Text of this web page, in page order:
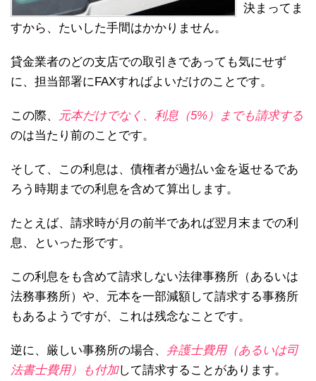
決まってま
すから、たいした手間はかかりません。
貸金業者のどの支店での取引きであっても気にせず
に、担当部署にFAXすればよいだけのことです。
この際、
元本だけでなく、利息（5%）までも請求する
のは当たり前のことです。
そして、この利息は、債権者が過払い金を返せるであ
ろう時期までの利息を含めて算出します。
たとえば、請求時が月の前半であれば翌月末までの利
息、といった形です。
この利息をも含めて請求しない法律事務所（あるいは
法務事務所）や、元本を一部減額して請求する事務所
もあるようですが、これは残念なことです。
逆に、厳しい事務所の場合、 弁護士費用（あるいは司
法書士費用）も付加して請求することがあります。